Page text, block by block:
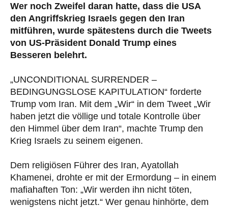
Wer noch Zweifel daran hatte, dass die USA
den Angriffskrieg Israels gegen den Iran
mitführen, wurde spätestens durch die Tweets
von US-Präsident Donald Trump eines
Besseren belehrt.
„UNCONDITIONAL SURRENDER –
BEDINGUNGSLOSE KAPITULATION“ forderte
Trump vom Iran. Mit dem „Wir“ in dem Tweet „Wir
haben jetzt die völlige und totale Kontrolle über
den Himmel über dem Iran“, machte Trump den
Krieg Israels zu seinem eigenen.
Dem religiösen Führer des Iran, Ayatollah
Khamenei, drohte er mit der Ermordung – in einem
mafiahaften Ton: „Wir werden ihn nicht töten,
wenigstens nicht jetzt.“ Wer genau hinhörte, dem